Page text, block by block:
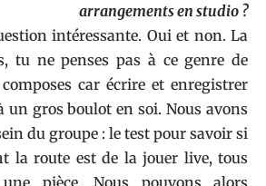
arrangements en studio ?
intéressante. Oui et non. La
tu ne penses pas à ce genre de
car écrire et enregistrer
un gros boulot en soi. Nous avons
du groupe : le test pour savoir si
la route est de la jouer live, tous
pièce. Nous pouvons alors